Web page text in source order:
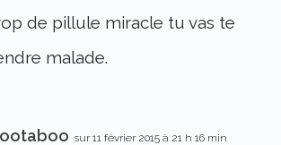
de pillule miracle tu vas te
malade.
sur 11 février 2015 à 21 h 16 min